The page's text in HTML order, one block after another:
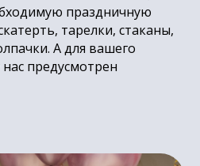
праздничную
тарелки, стаканы,
А для вашего
предусмотрен